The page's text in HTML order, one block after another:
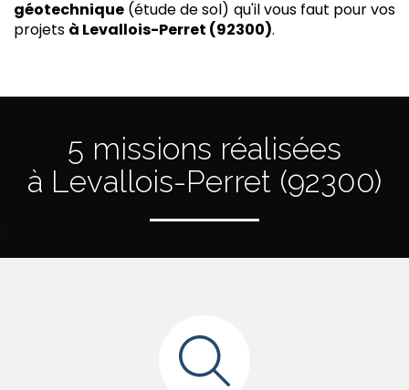
géotechnique (étude de sol) qu'il vous faut pour vos
projets à Levallois-Perret (92300).
5 missions réalisées
à Levallois-Perret (92300)